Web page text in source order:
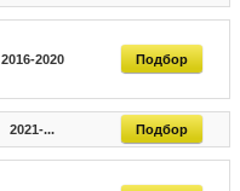
2016-2020 Подбор
2021-... Подбор